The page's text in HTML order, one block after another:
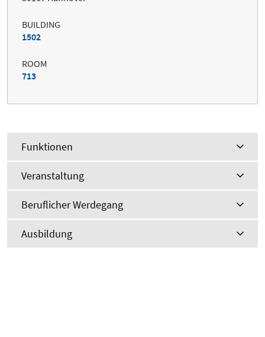
BUILDING
1502
ROOM
713
Funktionen
Veranstaltung
Beruflicher Werdegang
Ausbildung